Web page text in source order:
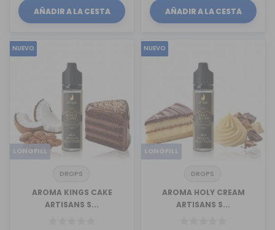
AÑADIR A LA CESTA AÑADIR A LA CESTA
NUEVO
LONGFILL
DROPS
AROMA KINGS CAKE
ARTISANS S...
NUEVO
LONGFILL
DROPS
AROMA HOLY CREAM
ARTISANS S...